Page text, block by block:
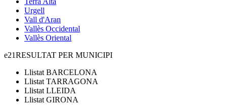
Urgell
Vall d'Aran
Vallès Occidental
Vallès Oriental
e21RESULTAT PER MUNICIPI
Llistat BARCELONA
Llistat TARRAGONA
Llistat LLEIDA
Llistat GIRONA